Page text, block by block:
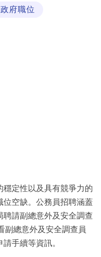
政府職位
定性以及具有競爭力的
位空缺。公務員招聘涵蓋
聘請副總意外及安全調查
副總意外及安全調查員
手續等資訊。